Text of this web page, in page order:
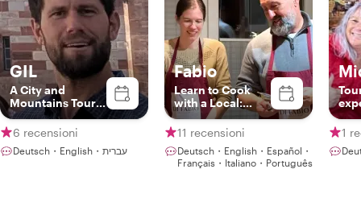
GIL
A City and
Mountains Tour
Guide
6 recensioni
Deutsch・English・עברית
Fabio
Learn to Cook
with a Local:
Italian & Swiss
Recipes in Basel
11 recensioni
Deutsch・English・Español・
Français・Italiano・Português
1